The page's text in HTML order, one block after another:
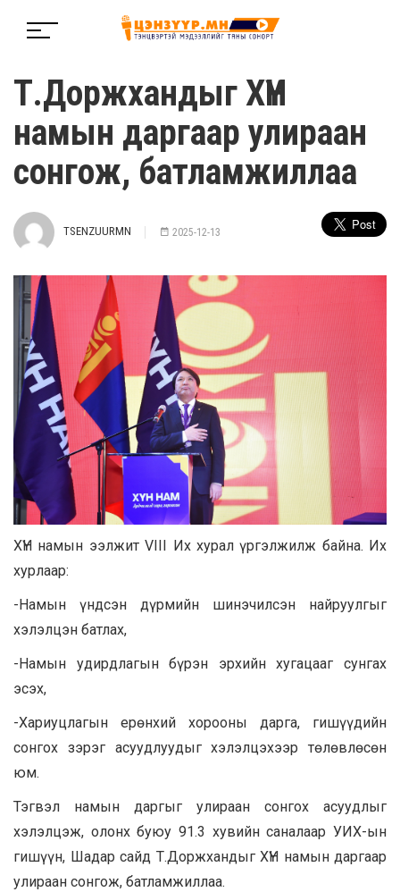
Т.Доржхандыг ХҮН
намын даргаар улираан
сонгож, батламжиллаа
TSENZUURMN 2025-12-13
ХҮН намын ээлжит VIII Их хурал үргэлжилж байна. Их
хурлаар:
-Намын үндсэн дүрмийн шинэчилсэн найруулгыг
хэлэлцэн батлах,
-Намын удирдлагын бүрэн эрхийн хугацааг сунгах
эсэх,
-Хариуцлагын ерөнхий хорооны дарга, гишүүдийн
сонгох зэрэг асуудлуудыг хэлэлцэхээр төлөвлөсөн
юм.
Тэгвэл намын даргыг улираан сонгох асуудлыг
хэлэлцэж, олонх буюу 91.3 хувийн саналаар УИХ-ын
гишүүн, Шадар сайд Т.Доржхандыг ХҮН намын даргаар
улираан сонгож, батламжиллаа.